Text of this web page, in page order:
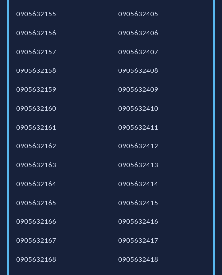
0905632155
0905632156
0905632157
0905632158
0905632159
0905632160
0905632161
0905632162
0905632163
0905632164
0905632165
0905632166
0905632167
0905632168
0905632405
0905632406
0905632407
0905632408
0905632409
0905632410
0905632411
0905632412
0905632413
0905632414
0905632415
0905632416
0905632417
0905632418